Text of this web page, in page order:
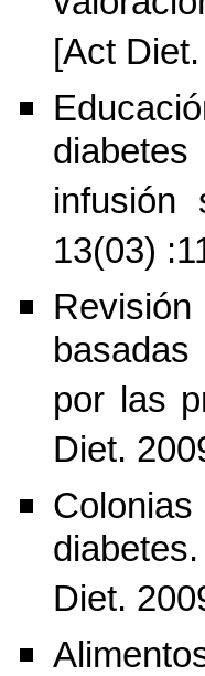
[Act
infusión
13(03)
por las
Diet.
Diet.